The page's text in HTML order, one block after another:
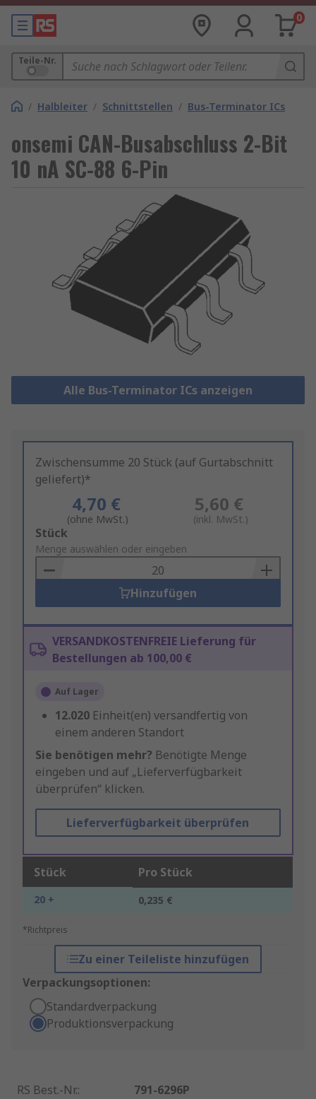
0
Teile-Nr.
/ Halbleiter / Schnittstellen / Bus-Terminator ICs
onsemi CAN-Busabschluss 2-Bit
10 nA SC-88 6-Pin
Alle Bus-Terminator ICs anzeigen
Zwischensumme 20 Stück (auf Gurtabschnitt
geliefert)*
4,70 €
(ohne MwSt.)
5,60 €
(inkl. MwSt.)
Add
to
Basket
Stück
Menge auswählen oder eingeben
Hinzufügen
VERSANDKOSTENFREIE Lieferung für
Bestellungen ab 100,00 €
Auf Lager
12.020 Einheit(en) versandfertig von
einem anderen Standort
Sie benötigen mehr? Benötigte Menge
eingeben und auf „Lieferverfügbarkeit
überprüfen“ klicken.
Lieferverfügbarkeit überprüfen
Stück Pro Stück
20 + 0,235 €
*Richtpreis
Zu einer Teileliste hinzufügen
Verpackungsoptionen:
Standardverpackung
Produktionsverpackung
RS Best.-Nr.:
791-6296P